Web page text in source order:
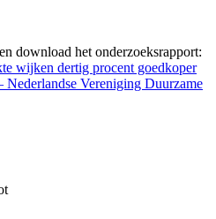
download het onderzoeksrapport:
wijken dertig procent goedkoper
Vereniging Duurzame